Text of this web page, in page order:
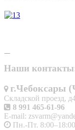
Наши
г.Чебоксары
Складской проезд,
8 991 465-61-96
E-mail:
Пн.-Пт.